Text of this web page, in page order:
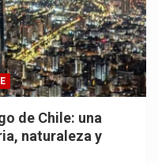
de Chile: una
naturaleza y